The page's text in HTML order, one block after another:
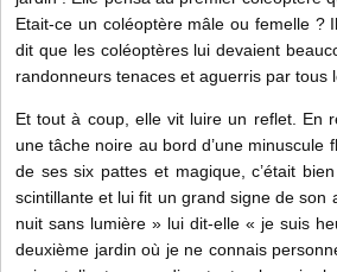
Etait-ce un coléoptère mâle ou femelle ?
dit que les coléoptères lui devaient
randonneurs tenaces et aguerris par tous
Et tout à coup, elle vit luire un reflet. En
une tâche noire au bord d’une minuscule
de ses six pattes et magique, c’était
scintillante et lui fit un grand signe de son
nuit sans lumière » lui dit-elle « je suis
deuxième jardin où je ne connais